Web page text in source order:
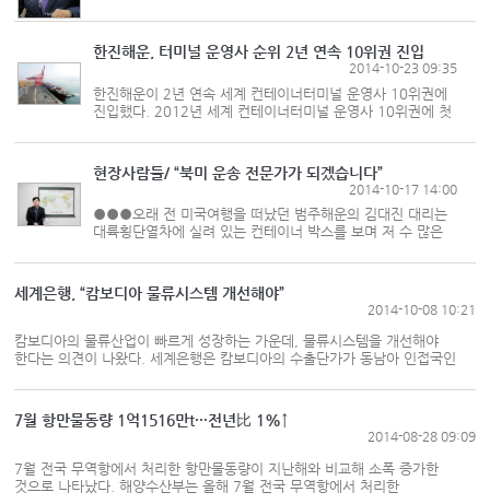
적극 나선다. 18일 인천항만공사(IPA)는 유창근 사장이 오는
19일부터 22일까지 홍콩, ...
한진해운, 터미널 운영사 순위 2년 연속 10위권 진입
2014-10-23 09:35
한진해운이 2년 연속 세계 컨테이너터미널 운영사 10위권에
진입했다. 2012년 세계 컨테이너터미널 운영사 10위권에 첫
운영사들과 어깨를 나란히 했다. 영국 해운전문 컨설팅 업체인
드류리는 전 세...
현장사람들/ “북미 운송 전문가가 되겠습니다”
2014-10-17 14:00
●●●오래 전 미국여행을 떠났던 범주해운의 김대진 대리는
대륙횡단열차에 실려 있는 컨테이너 박스를 보며 저 수 많은
후 해운업에 몸담게 되면서 김 대리는 그 때의 의문을 풀게
됐다. “전 ...
​세계은행, “캄보디아 물류시스템 개선해야”
2014-10-08 10:21
캄보디아의 물류산업이 빠르게 성장하는 가운데, 물류시스템을 개선해야
한다는 의견이 나왔다. 세계은행은 캄보디아의 수출단가가 동남아 인접국인
개선해야 한다는 의견을 내놨다. 특히 세계은행은 캄보디아의 농산물 유통 및
수출 실태를 예로 들며, 적자 구...
7월 항만물동량 1억1516만t···전년比 1%↑
2014-08-28 09:09
7월 전국 무역항에서 처리한 항만물동량이 지난해와 비교해 소폭 증가한
것으로 나타났다. 해양수산부는 올해 7월 전국 무역항에서 처리한